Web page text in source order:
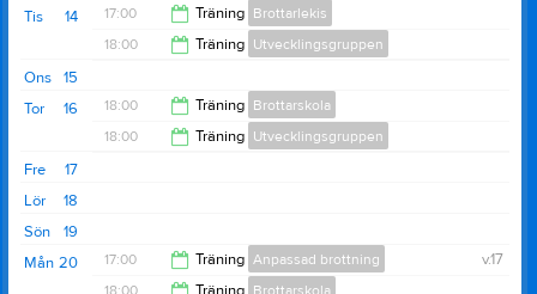
19:00
19:30
14
Tis 17:00 Träning Brottarlekis
18:00 Träning Utvecklingsgruppen
19:30
15
Ons
16
Tor 18:00 Träning Brottarskola
18:00 Träning Utvecklingsgruppen
17
Fre
18
Lör
19
Sön
20
Mån v.17
17:00 Träning Anpassad brottning
Sporthallen